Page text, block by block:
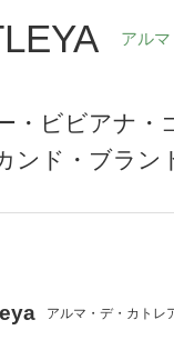
アル
・ビビアナ・
ンド・ブラン
アルマ・デ・カトレ